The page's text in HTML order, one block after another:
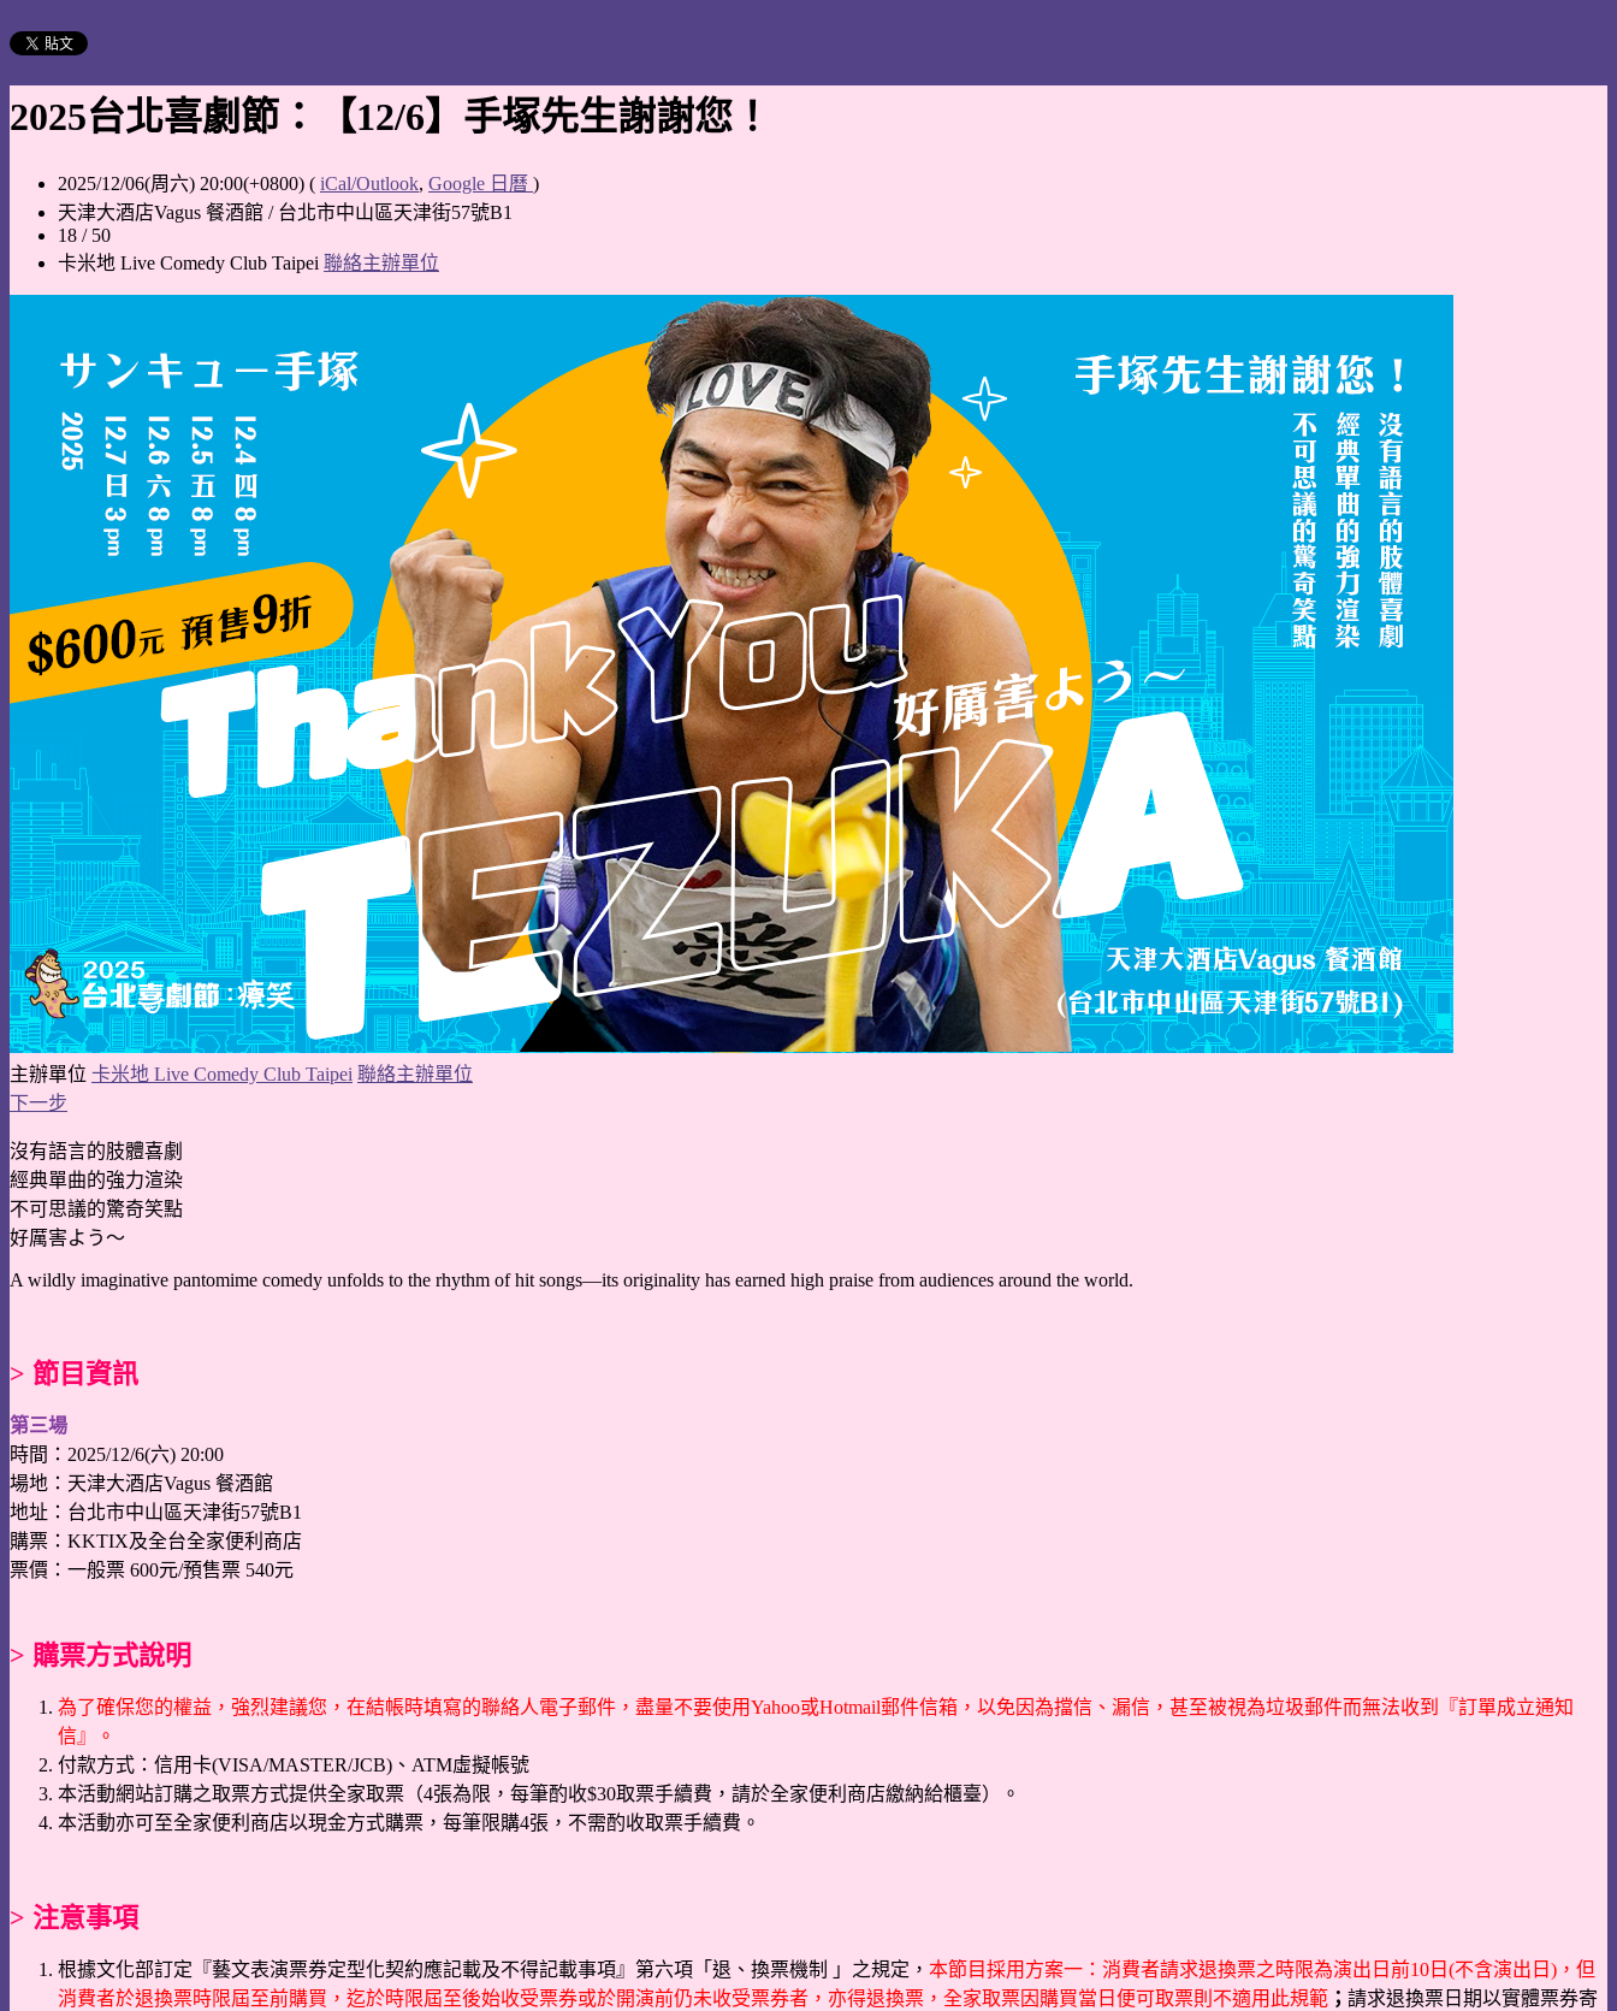
2025台北喜劇節：【12/6】手塚先生謝謝您！
2025/12/06(周六) 20:00(+0800) ( iCal/Outlook, Google 日曆 )
天津大酒店Vagus 餐酒館 / 台北市中山區天津街57號B1
18 / 50
卡米地 Live Comedy Club Taipei 聯絡主辦單位
主辦單位 卡米地 Live Comedy Club Taipei 聯絡主辦單位
下一步
沒有語言的肢體喜劇
經典單曲的強力渲染
不可思議的驚奇笑點
好厲害よう〜
A wildly imaginative pantomime comedy unfolds to the rhythm of hit songs—its originality has earned high praise from audiences around the world.
> 節目資訊
第三場
時間：2025/12/6(六) 20:00
場地：天津大酒店Vagus 餐酒館
地址：台北市中山區天津街57號B1
購票：KKTIX及全台全家便利商店
票價：一般票 600元/預售票 540元
> 購票方式說明
為了確保您的權益，強烈建議您，在結帳時填寫的聯絡人電子郵件，盡量不要使用Yahoo或Hotmail郵件信箱，以免因為擋信、漏信，甚至被視為垃圾郵件而無法收到『訂單成立通知
信』。
付款方式：信用卡(VISA/MASTER/JCB)、ATM虛擬帳號
本活動網站訂購之取票方式提供全家取票（4張為限，每筆酌收$30取票手續費，請於全家便利商店繳納給櫃臺）。
本活動亦可至全家便利商店以現金方式購票，每筆限購4張，不需酌收取票手續費。
> 注意事項
根據文化部訂定『藝文表演票券定型化契約應記載及不得記載事項』第六項「退、換票機制 」之規定， 本節目採用方案一：消費者請求退換票之時限為演出日前10日(不含演出日)，但
消費者於退換票時限屆至前購買，迄於時限屆至後始收受票券或於開演前仍未收受票券者，亦得退換票，全家取票因購買當日便可取票則不適用此規範 ； 請求退換票日期以實體票券寄